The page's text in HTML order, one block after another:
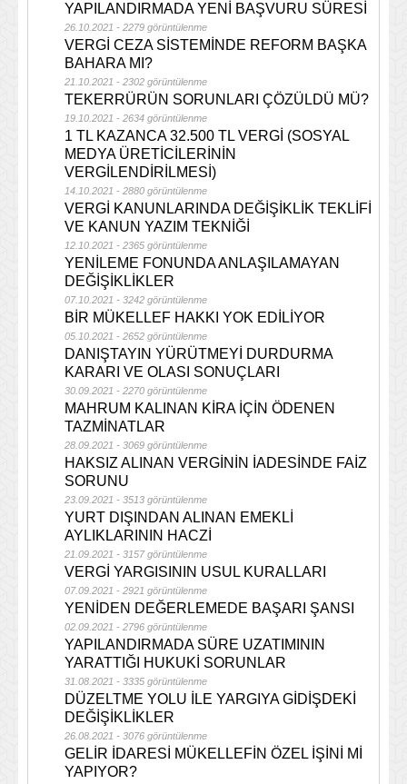
YAPILANDIRMADA YENİ BAŞVURU SÜRESİ
26.10.2021 - 2279 görüntülenme
VERGİ CEZA SİSTEMİNDE REFORM BAŞKA
BAHARA MI?
21.10.2021 - 2302 görüntülenme
TEKERRÜRÜN SORUNLARI ÇÖZÜLDÜ MÜ?
19.10.2021 - 2634 görüntülenme
1 TL KAZANCA 32.500 TL VERGİ (SOSYAL
MEDYA ÜRETİCİLERİNİN
VERGİLENDİRİLMESİ)
14.10.2021 - 2880 görüntülenme
VERGİ KANUNLARINDA DEĞİŞİKLİK TEKLİFİ
VE KANUN YAZIM TEKNİĞİ
12.10.2021 - 2365 görüntülenme
YENİLEME FONUNDA ANLAŞILAMAYAN
DEĞİŞİKLİKLER
07.10.2021 - 3242 görüntülenme
BİR MÜKELLEF HAKKI YOK EDİLİYOR
05.10.2021 - 2652 görüntülenme
DANIŞTAYIN YÜRÜTMEYİ DURDURMA
KARARI VE OLASI SONUÇLARI
30.09.2021 - 2270 görüntülenme
MAHRUM KALINAN KİRA İÇİN ÖDENEN
TAZMİNATLAR
28.09.2021 - 3069 görüntülenme
HAKSIZ ALINAN VERGİNİN İADESİNDE FAİZ
SORUNU
23.09.2021 - 3513 görüntülenme
YURT DIŞINDAN ALINAN EMEKLİ
AYLIKLARININ HACZİ
21.09.2021 - 3157 görüntülenme
VERGİ YARGISININ USUL KURALLARI
07.09.2021 - 2921 görüntülenme
YENİDEN DEĞERLEMEDE BAŞARI ŞANSI
02.09.2021 - 2796 görüntülenme
YAPILANDIRMADA SÜRE UZATIMININ
YARATTIĞI HUKUKİ SORUNLAR
31.08.2021 - 3335 görüntülenme
DÜZELTME YOLU İLE YARGIYA GİDİŞDEKİ
DEĞİŞİKLİKLER
26.08.2021 - 3076 görüntülenme
GELİR İDARESİ MÜKELLEFİN ÖZEL İŞİNİ Mİ
YAPIYOR?